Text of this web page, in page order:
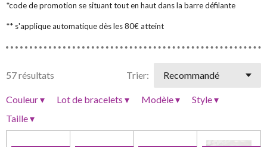
*code de promotion se situant tout en haut dans la barre défilante
** s'applique automatique dès les 80€ atteint
57 résultats Trier:
Couleur▾ Lot de bracelets ▾ Modèle▾ Style▾
Taille▾